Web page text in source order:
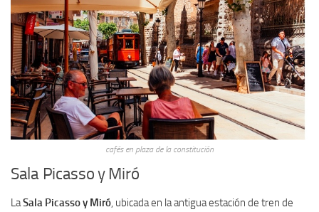
cafés en plaza de la constitución
Sala Picasso y Miró
LaSala Picasso y Miró , ubicada en la antigua estación de tren de